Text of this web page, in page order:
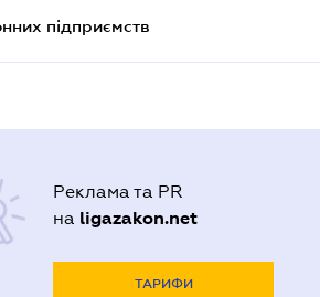
підприємств
Реклама та PR
на ligazakon.net
ТАРИФИ